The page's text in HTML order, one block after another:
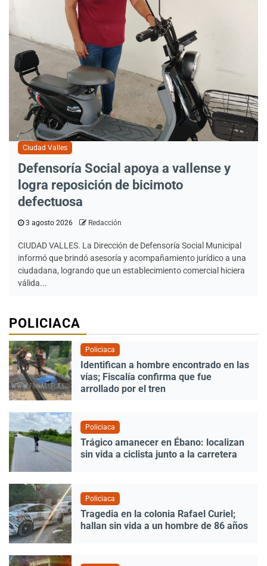
Ciudad Valles
Defensoría Social apoya a vallense y
logra reposición de bicimoto
defectuosa
3 agosto 2026 Redacción
CIUDAD VALLES. La Dirección de Defensoría Social Municipal
informó que brindó asesoría y acompañamiento jurídico a una
ciudadana, logrando que un establecimiento comercial hiciera
válida...
POLICIACA
Policiaca
Identifican a hombre encontrado en las
vías; Fiscalía confirma que fue
arrollado por el tren
Policiaca
Trágico amanecer en Ébano: localizan
sin vida a ciclista junto a la carretera
Policiaca
Tragedia en la colonia Rafael Curiel;
hallan sin vida a un hombre de 86 años